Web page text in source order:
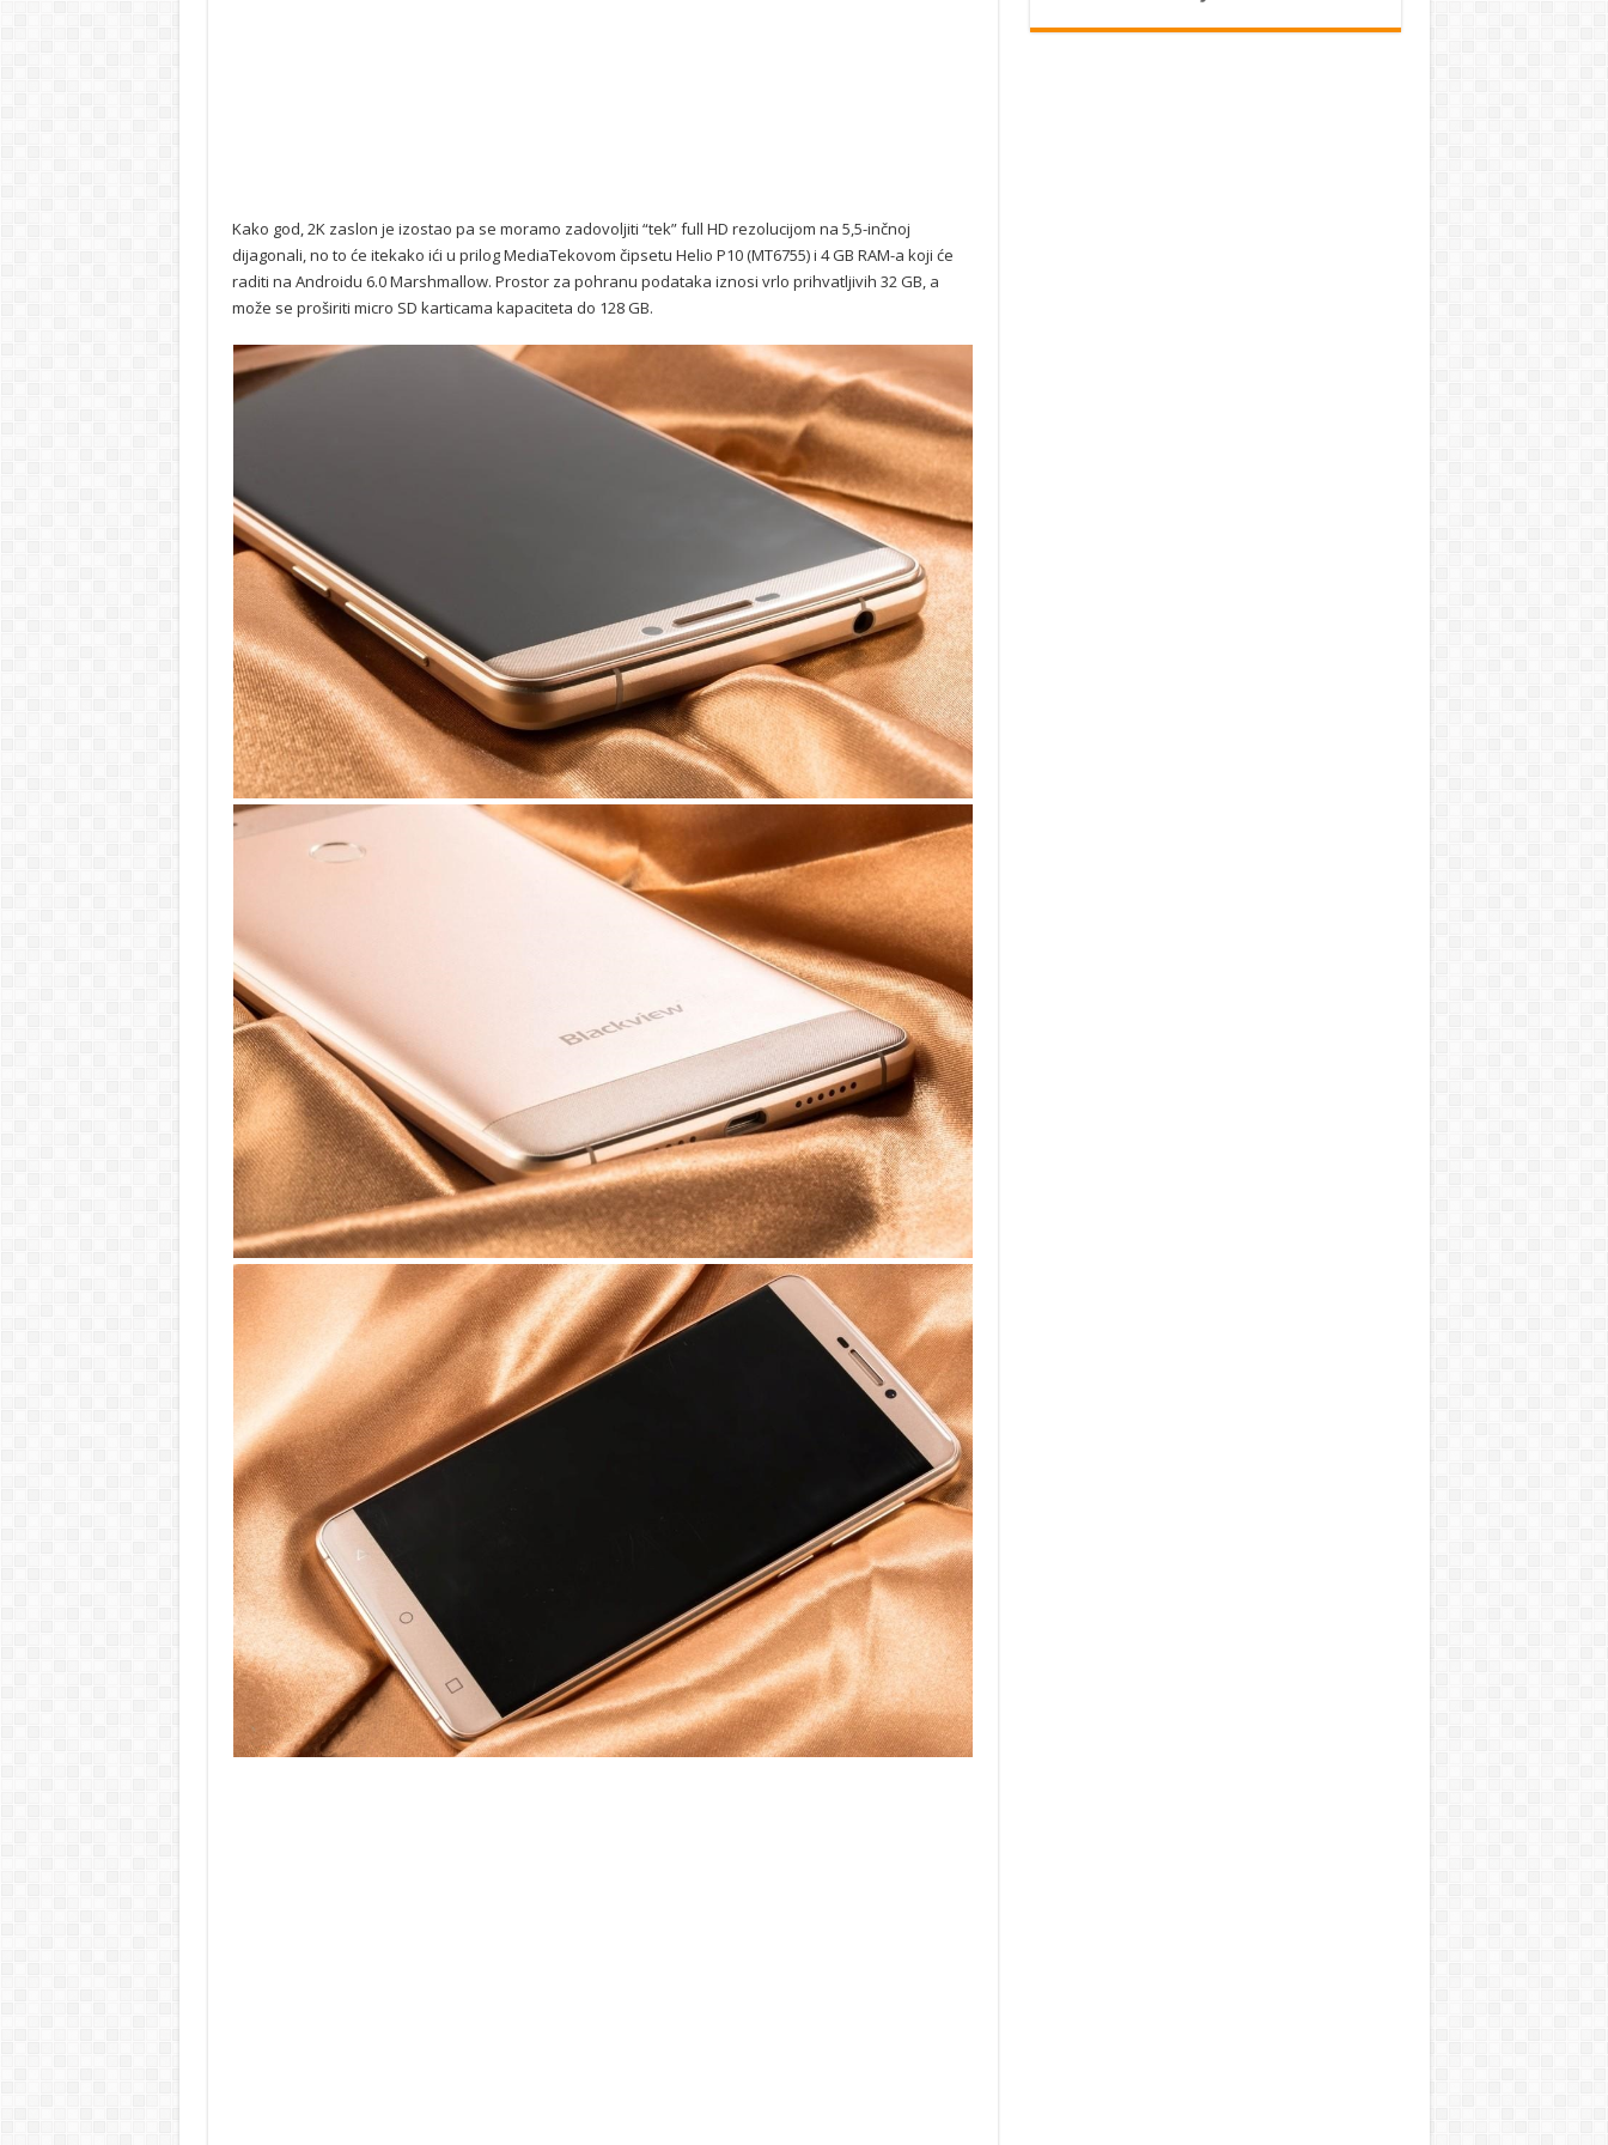
Kako god, 2K zaslon je izostao pa se moramo zadovoljiti “tek” full HD rezolucijom na 5,5-inčnoj
dijagonali, no to će itekako ići u prilog MediaTekovom čipsetu Helio P10 (MT6755) i 4 GB RAM-a koji će
raditi na Androidu 6.0 Marshmallow. Prostor za pohranu podataka iznosi vrlo prihvatljivih 32 GB, a
može se proširiti micro SD karticama kapaciteta do 128 GB.